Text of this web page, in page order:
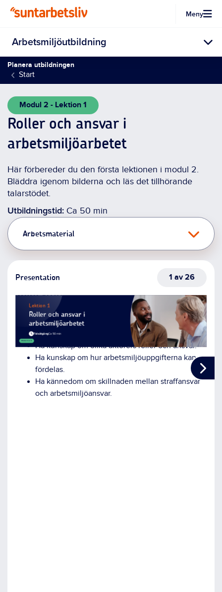
Meny
Arbetsmiljöutbildning
Planera utbildningen
Start
Modul 2 - Lektion 1
Roller och ansvar i
arbetsmiljöarbetet
Här förbereder du den första lektionen i modul 2.
Bläddra igenom bilderna och läs det tillhörande
talarstödet.
Utbildningstid: Ca 50 min
Arbetsmaterial
Presentation 1 av 26
Lektion 1
Roller och ansvar i
arbetsmiljöarbetet
TidsåtgångCa 50 min
Modul 2 av 6
Talarstöd
Introducera lektionen.
Kunskapsmål:
Ha kunskap om olika aktörers roller och ansvar.
Ha kunskap om hur arbetsmiljöuppgifterna kan
fördelas.
Ha kännedom om skillnaden mellan straffansvar
och arbetsmiljöansvar.